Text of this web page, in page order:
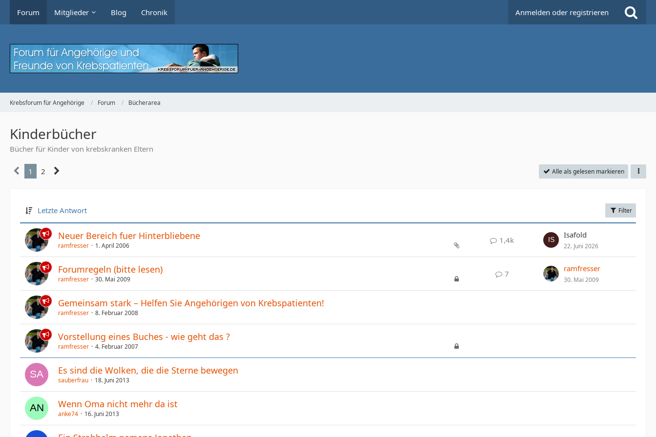
Forum Mitglieder Blog Chronik Anmelden oder registrieren
Krebsforum für Angehörige Forum Bücherarea
Kinderbücher
Bücher für Kinder von krebskranken Eltern
1 2 Alle als gelesen markieren
Letzte Antwort Filter
Neuer Bereich fuer Hinterbliebene
ramfresser 1. April 2006
1,4k
Isafold
22. Juni 2026
Forumregeln (bitte lesen)
ramfresser 30. Mai 2009
7
ramfresser
30. Mai 2009
Gemeinsam stark – Helfen Sie Angehörigen von Krebspatienten!
ramfresser 8. Februar 2008
Vorstellung eines Buches - wie geht das ?
ramfresser 4. Februar 2007
Es sind die Wolken, die die Sterne bewegen
sauberfrau 18. Juni 2013
Wenn Oma nicht mehr da ist
anke74 16. Juni 2013